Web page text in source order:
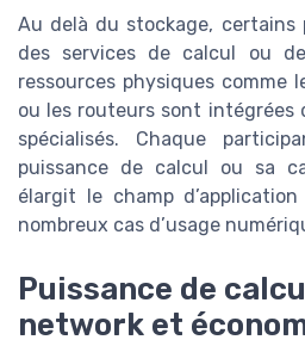
Au delà du stockage, certains
des services de calcul ou
ressources physiques comme
ou les routeurs sont intégrées
spécialisés. Chaque
puissance de calcul ou sa
élargit le champ
nombreux cas d’usage
Puissance de
network et